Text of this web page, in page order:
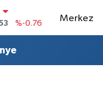
%-0.76
%0.17
Merkez